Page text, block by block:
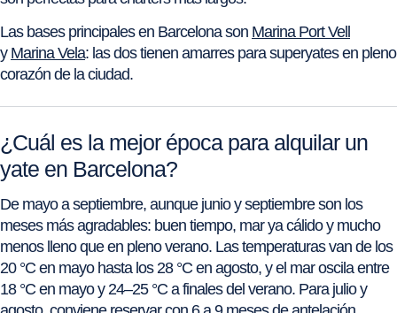
Las bases principales en Barcelona son Marina Port Vell
y Marina Vela: las dos tienen amarres para superyates en pleno
corazón de la ciudad.
¿Cuál es la mejor época para alquilar un
yate en Barcelona?
De mayo a septiembre, aunque junio y septiembre son los
meses más agradables: buen tiempo, mar ya cálido y mucho
menos lleno que en pleno verano. Las temperaturas van de los
20 °C en mayo hasta los 28 °C en agosto, y el mar oscila entre
18 °C en mayo y 24–25 °C a finales del verano. Para julio y